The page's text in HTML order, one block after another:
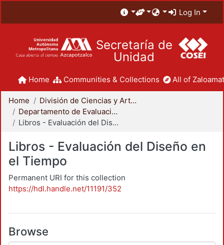
Log In
Secretaría de
Unidad
Home Communities & Collections All of
Home
División de Ciencias y Artes para el Diseño
Departamento de Evaluación del Diseño en el Tiempo
Libros - Evaluación del Diseño en el Tiempo
Libros - Evaluación del Diseño en
el Tiempo
Permanent URI for this collection
https://hdl.handle.net/11191/352
Browse